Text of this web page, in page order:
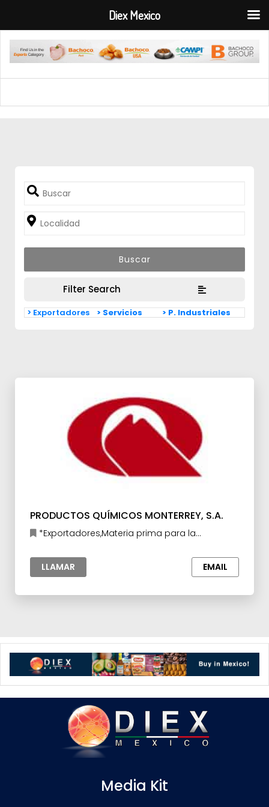
Filter Search
> Exportadores > Servicios > P. Industriales
PRODUCTOS QUÍMICOS MONTERREY, S.A.
*Exportadores,Materia prima para la
LLAMAR
EMAIL
Media Kit
Diex Mexico